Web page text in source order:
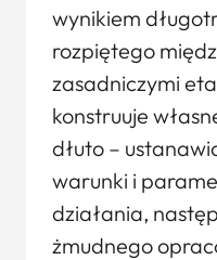
wynikiem
rozpiętego
zasadniczymi
konstruuje
dłuto –
warunki i
działania,
żmudnego